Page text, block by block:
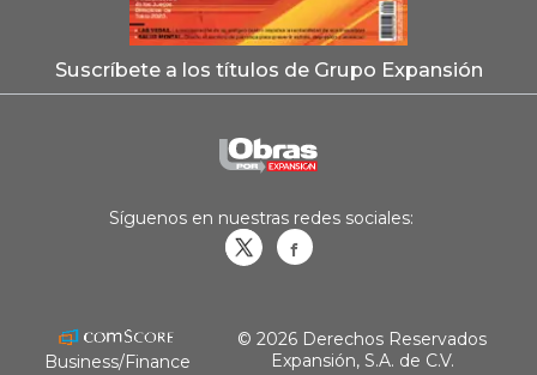
Suscríbete a los títulos de Grupo Expansión
Síguenos en nuestras redes sociales:
Business/Finance
© 2026 Derechos Reservados
Expansión, S.A. de C.V.